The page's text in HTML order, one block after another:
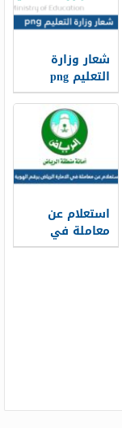
شعار وزارة
التعليم png
الجديد 1448
استعلام عن
معاملة في
الامارة الرياض